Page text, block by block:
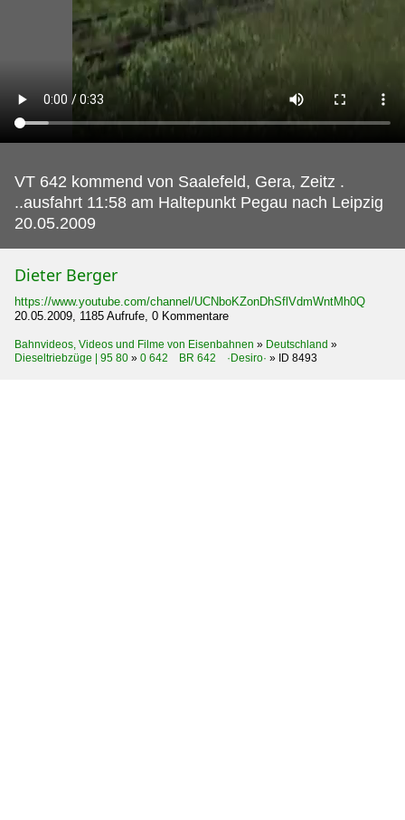
VT 642 kommend von Saalefeld, Gera, Zeitz .
..ausfahrt 11:58 am Haltepunkt Pegau nach Leipzig
20.05.2009
Dieter Berger
https://www.youtube.com/channel/UCNboKZonDhSflVdmWntMh0Q
20.05.2009, 1185 Aufrufe, 0 Kommentare
Bahnvideos, Videos und Filme von Eisenbahnen » Deutschland »
Dieseltriebzüge | 95 80 » 0 642 BR 642 ·Desiro· » ID 8493